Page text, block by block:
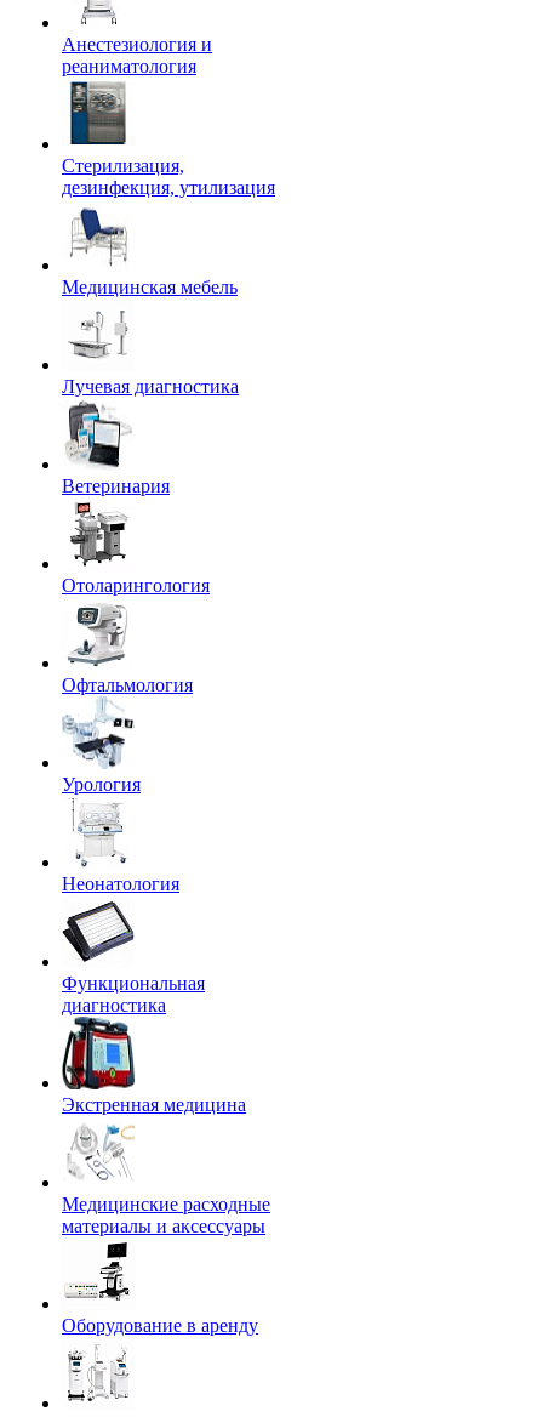
Анестезиология и
реаниматология
Стерилизация,
дезинфекция, утилизация
Медицинская мебель
Лучевая диагностика
Ветеринария
Отоларингология
Офтальмология
Урология
Неонатология
Функциональная
диагностика
Экстренная медицина
Медицинские расходные
материалы и аксессуары
Оборудование в аренду